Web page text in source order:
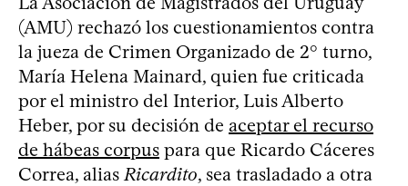
(AMU) rechazó los cuestionamientos contra
la jueza de Crimen Organizado de 2° turno,
María Helena Mainard, quien fue criticada
por el ministro del Interior, Luis Alberto
Heber, por su decisión de aceptar el recurso
de hábeas corpus para que Ricardo Cáceres
Correa, alias Ricardito, sea trasladado a otra